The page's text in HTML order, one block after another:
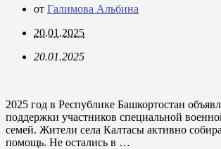
от Галимова Альбина
20.01.2025
20.01.2025
2025 год в Республике Башкортостан
поддержки участников специальной
семей. Жители села Калтасы активно
помощь. Не остались в …